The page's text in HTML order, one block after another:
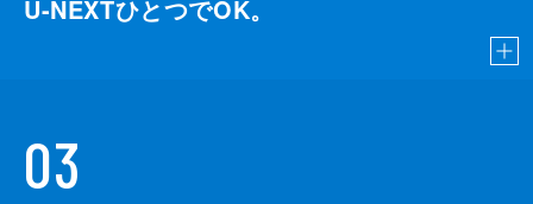
U-NEXTひとつでOK。
03